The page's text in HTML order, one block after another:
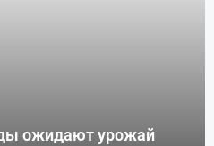
ожидают урожай